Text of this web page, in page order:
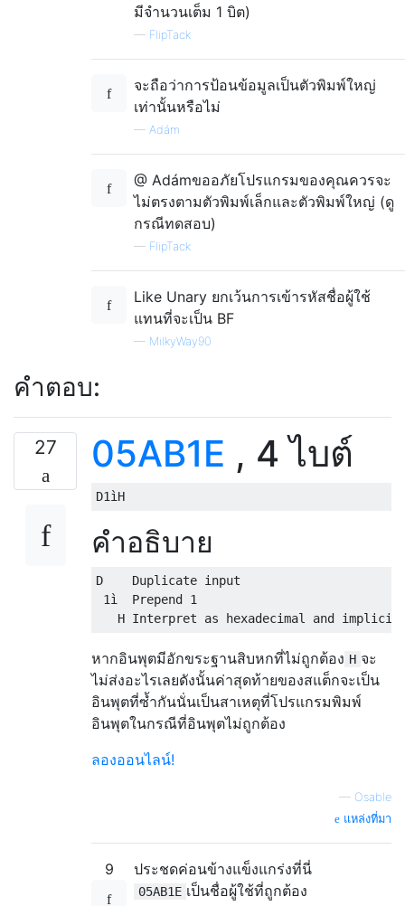
มีจำนวนเต็ม 1 บิต)
— FlipTack
จะถือว่าการป้อนข้อมูลเป็นตัวพิมพ์ใหญ่
เท่านั้นหรือไม่
— Adám
@ Adámขออภัยโปรแกรมของคุณควรจะ
ไม่ตรงตามตัวพิมพ์เล็กและตัวพิมพ์ใหญ่ (ดู
กรณีทดสอบ)
— FlipTack
Like Unary ยกเว้นการเข้ารหัสชื่อผู้ใช้
แทนที่จะเป็น BF
— MilkyWay90
คำตอบ:
27 05AB1E , 4 ไบต์
คำอธิบาย
D    Duplicate input
1ì  Prepend 1
หากอินพุตมีอักขระฐานสิบหกที่ไม่ถูกต้อง H จะ
ไม่ส่งอะไรเลยดังนั้นค่าสุดท้ายของสแต็กจะเป็น
อินพุตที่ซ้ำกันนั่นเป็นสาเหตุที่โปรแกรมพิมพ์
อินพุตในกรณีที่อินพุตไม่ถูกต้อง
ลองออนไลน์!
— Osable
แหล่งที่มา
9 ประชดค่อนข้างแข็งแกร่งที่นี่
05AB1E เป็นชื่อผู้ใช้ที่ถูกต้อง